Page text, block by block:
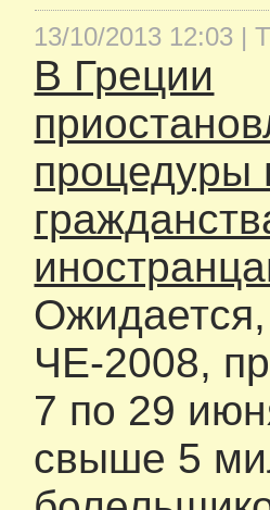
13/10/2013 12:03 |
В Греции
процедуры
ЧЕ-2008,
7 по 29
свыше 5